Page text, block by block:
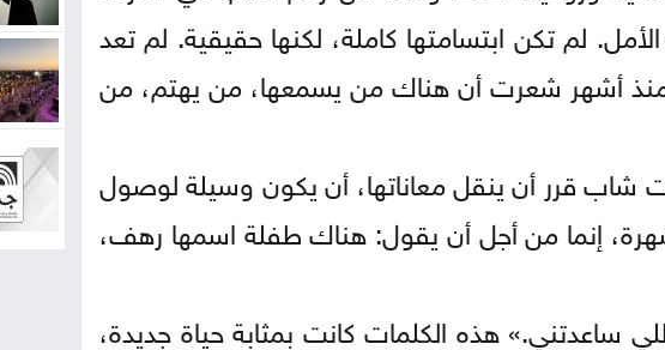
لم تكن ابتسامتها كاملة، لكنها حقيقية. لم تعد
أشهر شعرت أن هناك من يسمعها، من يهتم، من
قرر أن ينقل معاناتها، أن يكون وسيلة لوصول
إنما من أجل أن يقول: هناك طفلة اسمها رهف،
هذه الكلمات كانت بمثابة حياة جديدة،